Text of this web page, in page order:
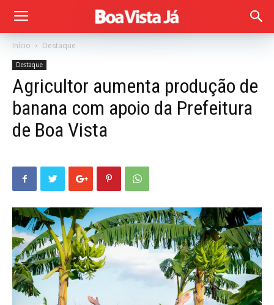
Início Destaque
Destaque
Agricultor aumenta produção de
banana com apoio da Prefeitura
de Boa Vista